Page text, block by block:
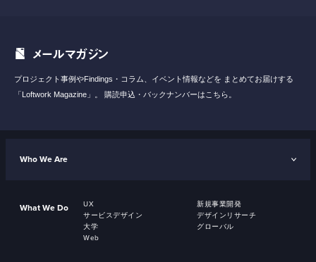
メールマガジン
プロジェクト事例やFindings・コラム、イベント情報などを まとめてお届けする
「Loftwork Magazine」。
購読申込・バックナンバーはこちら。
Who We Are
What We Do UX
新規事業開発
サービスデザイン
デザインリサーチ
大学
グローバル
Web